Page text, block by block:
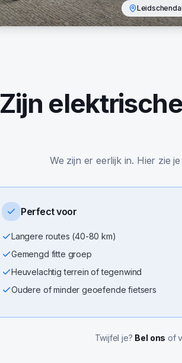
Zijn
We zijn er eerlijk in. Hier zie
Perfect voor
Langere routes (40-80 km)
Gemengd fitte groep
Heuvelachtig terrein of tegenwind
Oudere of minder geoefende fietsers
Twijfel je? Bel ons of